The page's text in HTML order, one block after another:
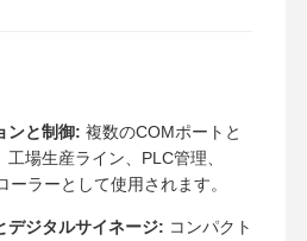
ンと制御: 複数のCOMポートと
場生産ライン、PLC管理、
ーラーとして使用されます。
デジタルサイネージ: コンパクト